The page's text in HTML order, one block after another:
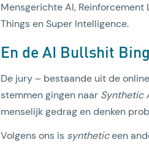
Mensgerichte AI, Reinforcement
Things en Super Intelligence.
En de AI Bullshit
De jury – bestaande uit de
stemmen gingen naar Synthetic
menselijk gedrag en denken
Volgens ons is syntheticeen